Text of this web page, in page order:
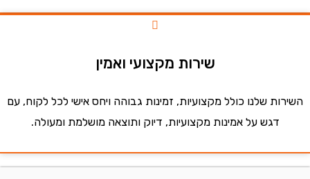
שירות מקצועי ואמין
שלנו כולל מקצועיות, זמינות גבוהה ויחס אישי לכל לקוח, עם
דגש על אמינות מקצועיות, דיוק ותוצאה מושלמת ומעולה.